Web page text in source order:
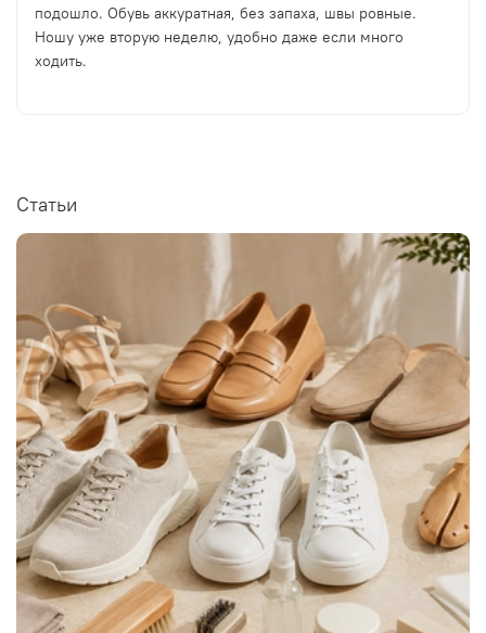
подошло. Обувь аккуратная, без запаха, швы ровные.
Ношу уже вторую неделю, удобно даже если много
ходить.
Статьи